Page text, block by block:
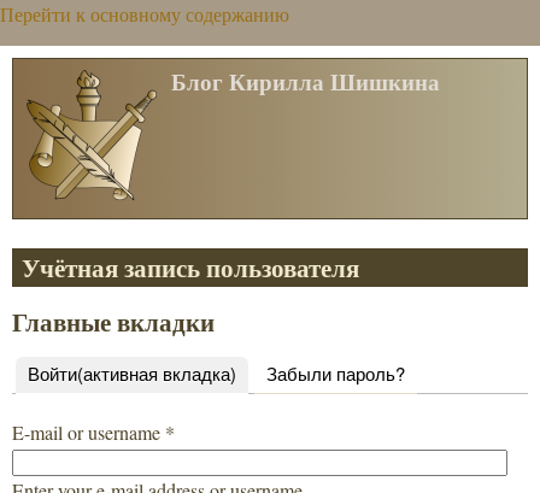
Перейти к основному содержанию
Блог Кирилла Шишкина
Учётная запись пользователя
Главные вкладки
Войти(активная вкладка) Забыли пароль?
E-mail or username *